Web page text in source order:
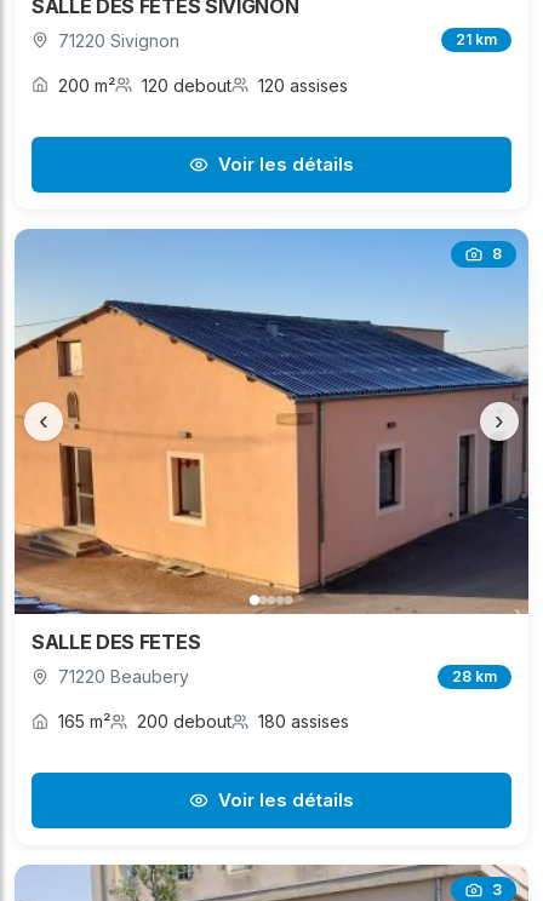
SALLE DES FETES SIVIGNON
71220 Sivignon 21 km
200 m² 120 debout 120 assises
Voir les détails
8
‹ ›
SALLE DES FETES
71220 Beaubery 28 km
165 m² 200 debout 180 assises
Voir les détails
3